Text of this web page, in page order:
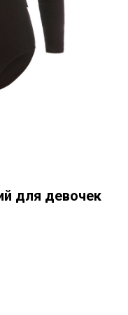
для девочек